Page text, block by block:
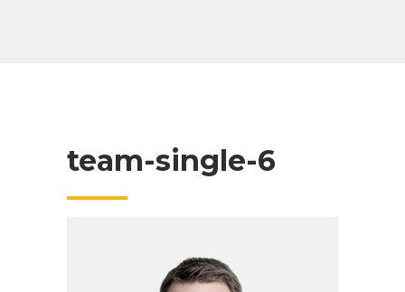
team-single-6